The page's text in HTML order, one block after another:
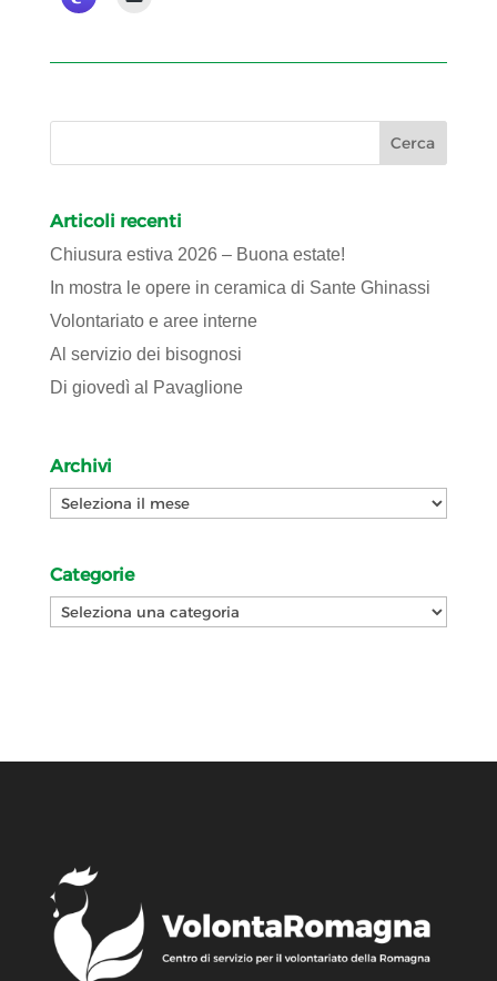
Articoli recenti
Chiusura estiva 2026 – Buona estate!
In mostra le opere in ceramica di Sante Ghinassi
Volontariato e aree interne
Al servizio dei bisognosi
Di giovedì al Pavaglione
Archivi
Archivi
Categorie
Categorie